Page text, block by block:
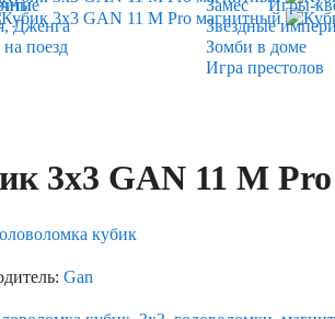
Игры-
Дженга
поезд
Замес
Звёздные
Зомби в доме
Игра престолов
3х3 GAN 11 M
кубик
Gan